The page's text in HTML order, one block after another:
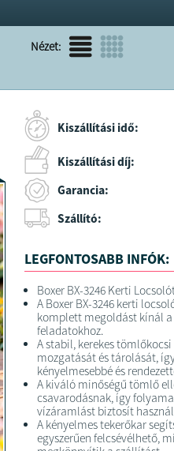
Nézet:
Kiszállítási idő:
Kiszállítási díj:
Garancia:
Szállító:
LEGFONTOSABB INFÓK:
Boxer BX-3246 Kerti
A Boxer BX-3246 kerti
komplett megoldást kínál
feladatokhoz.
A stabil, kerekes
mozgatását és tárolását,
kényelmesebbé és
A kiváló minőségű tömlő
csavarodásnak, így
vízáramlást biztosít
A kényelmes tekerőkar
egyszerűen felcsévélhető,